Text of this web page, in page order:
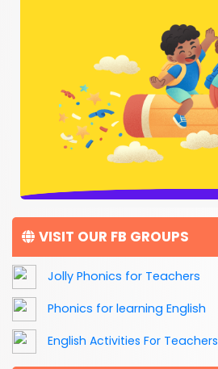
VISIT OUR FB GROUPS
Jolly Phonics for Teachers
Phonics for learning English
English Activities For Teachers